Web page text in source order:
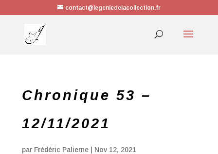
contact@legeniedelacollection.fr
Chronique 53 –
12/11/2021
par Frédéric Palierne| Nov 12, 2021